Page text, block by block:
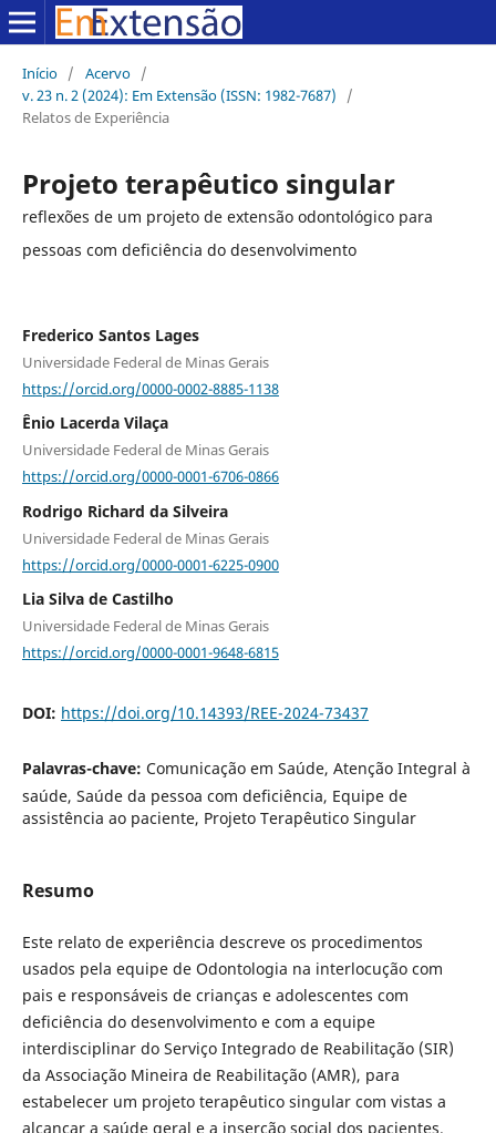
Início / Acervo /
v. 23 n. 2 (2024): Em Extensão (ISSN: 1982-7687)
/
Relatos de Experiência
Projeto terapêutico singular
reflexões de um projeto de extensão odontológico para
pessoas com deficiência do desenvolvimento
Frederico Santos Lages
Universidade Federal de Minas Gerais
https://orcid.org/0000-0002-8885-1138
Ênio Lacerda Vilaça
Universidade Federal de Minas Gerais
https://orcid.org/0000-0001-6706-0866
Rodrigo Richard da Silveira
Universidade Federal de Minas Gerais
https://orcid.org/0000-0001-6225-0900
Lia Silva de Castilho
Universidade Federal de Minas Gerais
https://orcid.org/0000-0001-9648-6815
DOI: https://doi.org/10.14393/REE-2024-73437
Palavras-chave: Comunicação em Saúde, Atenção Integral à
saúde, Saúde da pessoa com deficiência, Equipe de
assistência ao paciente, Projeto Terapêutico Singular
Resumo
Este relato de experiência descreve os procedimentos
usados pela equipe de Odontologia na interlocução com
pais e responsáveis de crianças e adolescentes com
deficiência do desenvolvimento e com a equipe
interdisciplinar do Serviço Integrado de Reabilitação (SIR)
da Associação Mineira de Reabilitação (AMR), para
estabelecer um projeto terapêutico singular com vistas a
alcançar a saúde geral e a inserção social dos pacientes.